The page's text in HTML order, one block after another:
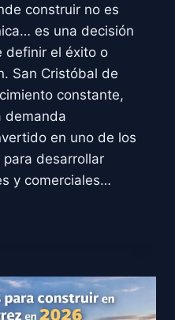
construir no es
es una decisión
definir el éxito o
San Cristóbal de
constante,
demanda
en uno de los
desarrollar
y comerciales…